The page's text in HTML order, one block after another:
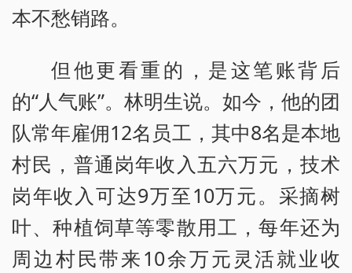
本不愁销路。
但他更看重的，是这笔账背后
的“人气账”。林明生说。如今，他的团
队常年雇佣12名员工，其中8名是本地
村民，普通岗年收入五六万元，技术
岗年收入可达9万至10万元。采摘树
叶、种植饲草等零散用工，每年还为
周边村民带来10余万元灵活就业收